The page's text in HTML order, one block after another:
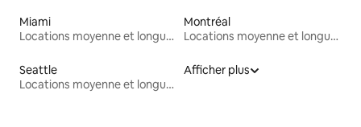
Miami
Locations moyenne et longue durée
Montréal
Locations moyenne et longue durée
Seattle
Locations moyenne et longue durée
Afficher plus